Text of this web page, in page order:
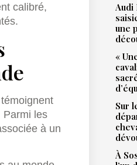
calibré,
Parmi les
à un
Audi
une
«
Sur
À